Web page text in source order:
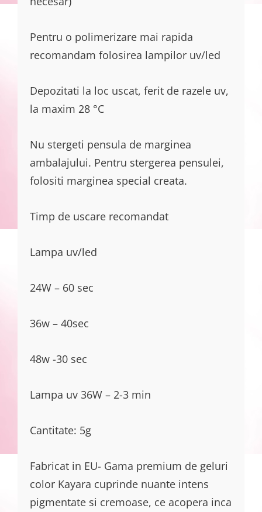
Pentru o polimerizare mai rapida
recomandam folosirea lampilor uv/led
Depozitati la loc uscat, ferit de razele uv,
la maxim 28 °C
Nu stergeti pensula de marginea
ambalajului. Pentru stergerea pensulei,
folositi marginea special creata.
Timp de uscare recomandat
Lampa uv/led
24W – 60 sec
36w – 40sec
48w -30 sec
Lampa uv 36W – 2-3 min
Cantitate: 5g
Fabricat in EU- Gama premium de geluri
color Kayara cuprinde nuante intens
pigmentate si cremoase, ce acopera inca